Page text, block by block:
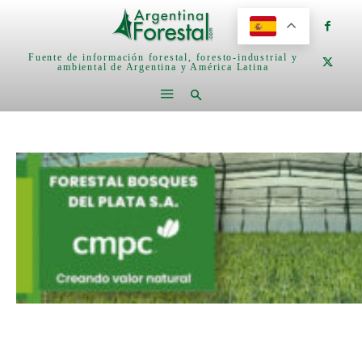
Fuente de información forestal, foresto-industrial y
ambiental de Argentina y América Latina